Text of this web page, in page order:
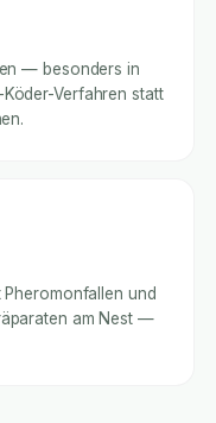
— besonders in
Verfahren statt
Pheromonfallen und
am Nest —